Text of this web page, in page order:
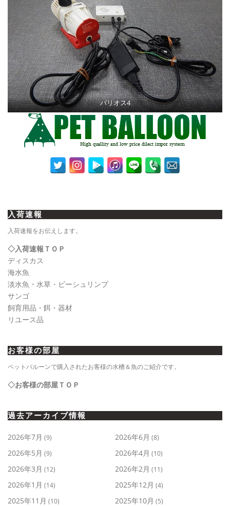
バリオス4
入荷速報
入荷速報をお伝えします。
◇入荷速報ＴＯＰ
ディスカス
海水魚
淡水魚・水草・ビーシュリンプ
サンゴ
飼育用品・餌・器材
リユース品
お客様の部屋
ペットバルーンで購入されたお客様の水槽＆魚のご紹介です。
◇お客様の部屋ＴＯＰ
過去アーカイブ情報
2026年7月 (9) 2026年6月 (8)
2026年5月 (9) 2026年4月 (10)
2026年3月 (12) 2026年2月 (11)
2026年1月 (14) 2025年12月 (4)
2025年11月 (10) 2025年10月 (5)